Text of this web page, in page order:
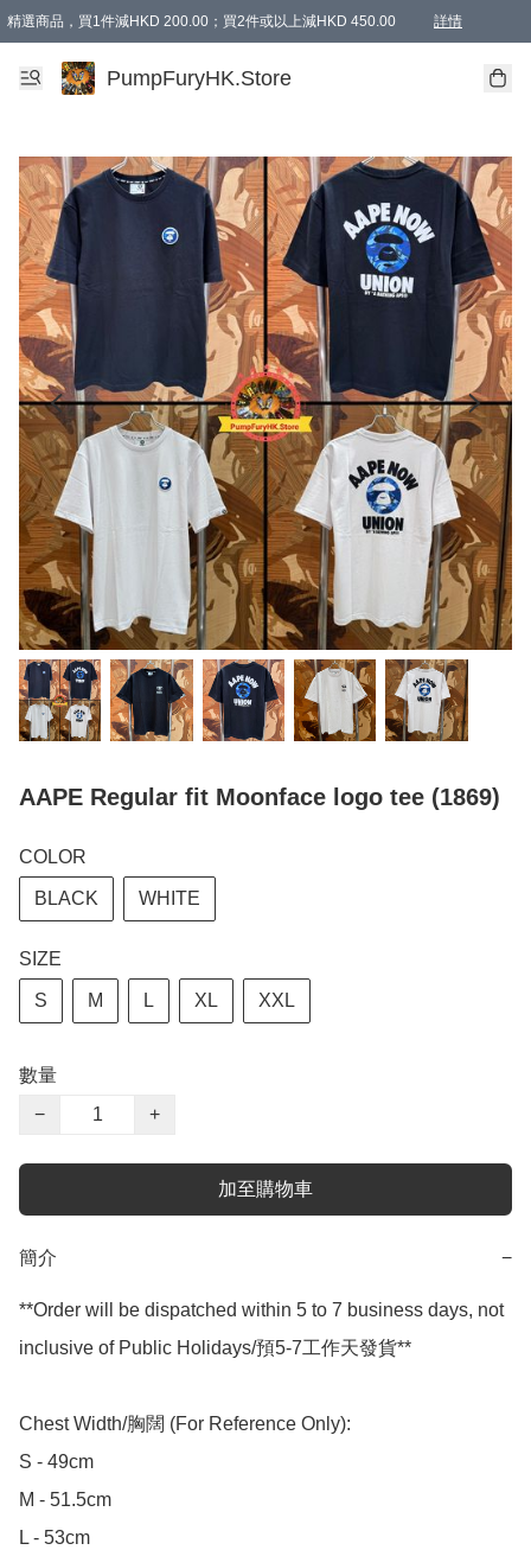
精選商品，買1件減HKD 200.00；買2件或以上減HKD 450.00 詳情
AAPE商品,會員專享9折或以上（按會員等級）AAPE products, members can
精選商品，任選買2件或以上減HKD 100.00
購物滿 HKD 800.00即享免運費優惠！（適用於 特定的送貨方式 )
PumpFuryHK.Store
AAPE Regular fit Moonface logo tee (1869)
COLOR
BLACK WHITE
SIZE
S M L XL XXL
數量
−
+
加至購物車
簡介 −
**Order will be dispatched within 5 to 7 business days, not
inclusive of Public Holidays/預5-7工作天發貨**
Chest Width/胸闊 (For Reference Only):
S - 49cm
M - 51.5cm
L - 53cm